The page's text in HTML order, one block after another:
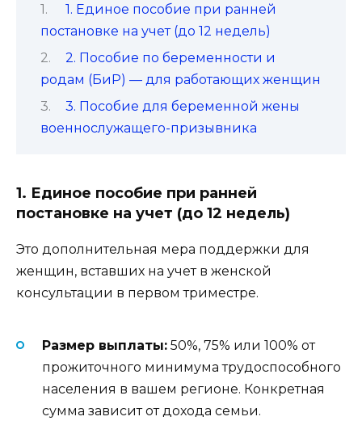
1. Единое пособие при ранней
постановке на учет (до 12 недель)
2. Пособие по беременности и
родам (БиР) — для работающих женщин
3. Пособие для беременной жены
военнослужащего-призывника
1. Единое пособие при ранней
постановке на учет (до 12 недель)
Это дополнительная мера поддержки для
женщин, вставших на учет в женской
консультации в первом триместре.
Размер выплаты: 50%, 75% или 100% от
прожиточного минимума трудоспособного
населения в вашем регионе. Конкретная
сумма зависит от дохода семьи.